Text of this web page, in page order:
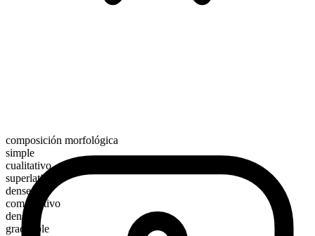
composición morfológica
simple
cualitativo
superlativo
densest
comparativo
denser
graduable